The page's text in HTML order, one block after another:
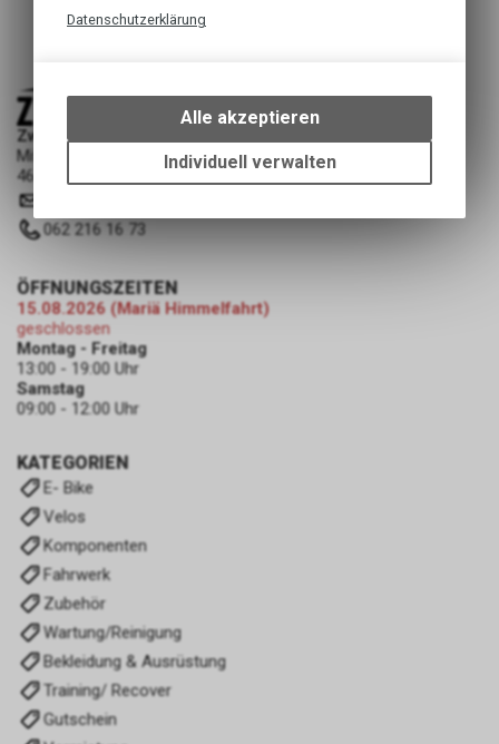
Zweiradliebe GmbH
Mittelgäustrasse 53
4616 Kappel SO
062 216 16 73
KATEGORIEN
E- Bike
Velos
Komponenten
Fahrwerk
Zubehör
Wartung/Reinigung
Bekleidung & Ausrüstung
Training/ Recover
Gutschein
ÖFFNUNGSZEITEN
15.08.2026 (Mariä Himmelfahrt)
geschlossen
Montag - Freitag
13:00 - 19:00 Uhr
Samstag
09:00 - 12:00 Uhr
Datenschutzerklärung
bestimmte Interaktionen und
Einstellungen auf Ihrem Gerät,
um die grundlegenden
Funktionen unseres Online-
keinerlei Rückschlüsse auf Ihre
persönlichen Informationen
Alle akzeptieren
Individuell verwalten